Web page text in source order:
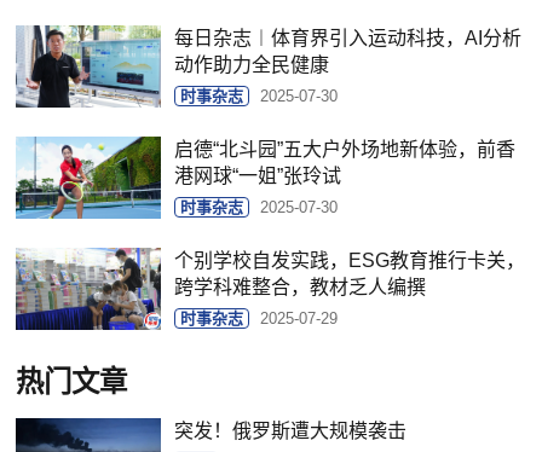
每日杂志︱体育界引入运动科技，AI分析
动作助力全民健康
时事杂志 2025-07-30
启德“北斗园”五大户外场地新体验，前香
港网球“一姐”张玲试
时事杂志 2025-07-30
个别学校自发实践，ESG教育推行卡关，
跨学科难整合，教材乏人编撰
时事杂志 2025-07-29
热门文章
突发！俄罗斯遭大规模袭击